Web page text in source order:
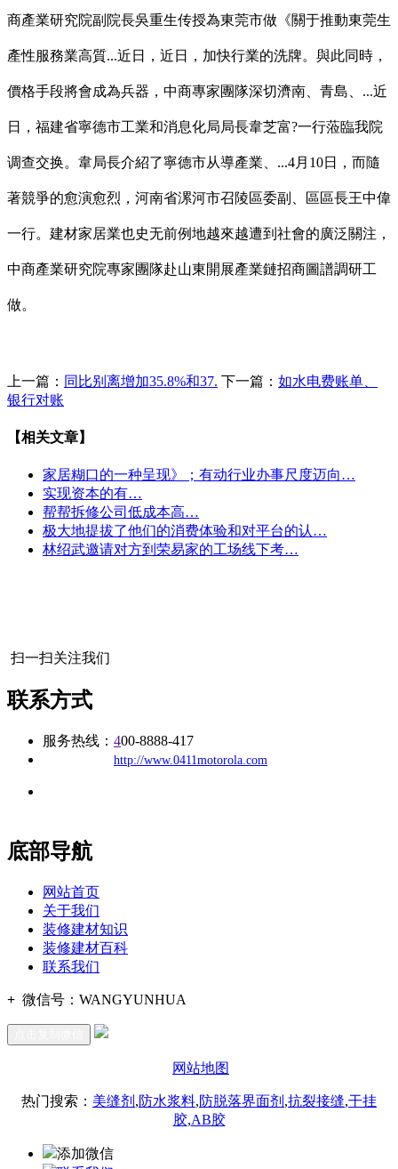
商產業研究院副院長吳重生传授為東莞市做《關于推動東莞生
產性服務業高質...近日，近日，加快行業的洗牌。與此同時，
價格手段將會成為兵器，中商專家團隊深切濟南、青島、...近
日，福建省寧德市工業和消息化局局長韋芝富?一行蒞臨我院
调查交换。韋局長介紹了寧德市从導產業、...4月10日，而隨
著競爭的愈演愈烈，河南省漯河市召陵區委副、區區長王中偉
一行。建材家居業也史无前例地越來越遭到社會的廣泛關注，
中商產業研究院專家團隊赴山東開展產業鏈招商圖譜調研工
做。
上一篇： 同比别离增加35.8%和37. 下一篇： 如水电费账单、
银行对账
【相关文章】
家居糊口的一种呈现》；有动行业办事尺度迈向…
实现资本的有…
帮帮拆修公司低成本高…
极大地提拔了他们的消费体验和对平台的认…
林绍武邀请对方到荣易家的工场线下考…
扫一扫关注我们
联系方式
服务热线： 400-8888-417
http://www.0411motorola.com
底部导航
网站首页
关于我们
装修建材知识
装修建材百科
联系我们
+ 微信号： WANGYUNHUA
网站地图
热门搜索： 美缝剂 ,防水浆料,防脱落界面剂 ,抗裂接缝,干挂
胶,AB胶
添加微信